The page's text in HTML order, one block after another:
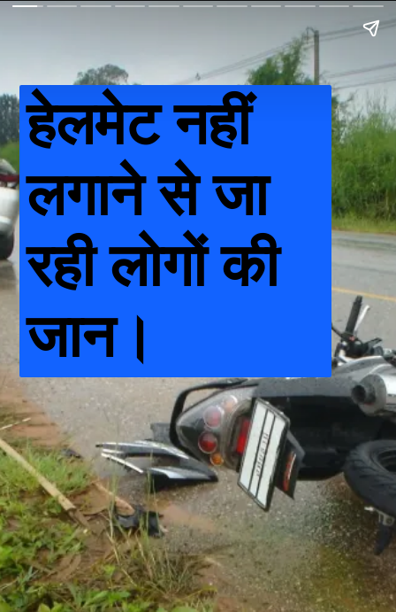
हेलमेट नहीं
लगाने से जा
रही लोगों की
जान।